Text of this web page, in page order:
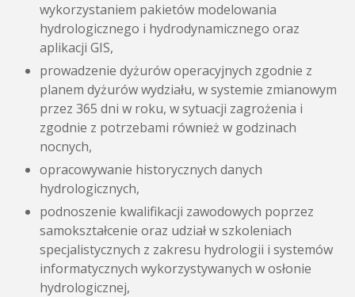
wykorzystaniem pakietów modelowania
hydrologicznego i hydrodynamicznego oraz
aplikacji GIS,
prowadzenie dyżurów operacyjnych zgodnie z
planem dyżurów wydziału, w systemie zmianowym
przez 365 dni w roku, w sytuacji zagrożenia i
zgodnie z potrzebami również w godzinach
nocnych,
opracowywanie historycznych danych
hydrologicznych,
podnoszenie kwalifikacji zawodowych poprzez
samokształcenie oraz udział w szkoleniach
specjalistycznych z zakresu hydrologii i systemów
informatycznych wykorzystywanych w osłonie
hydrologicznej,